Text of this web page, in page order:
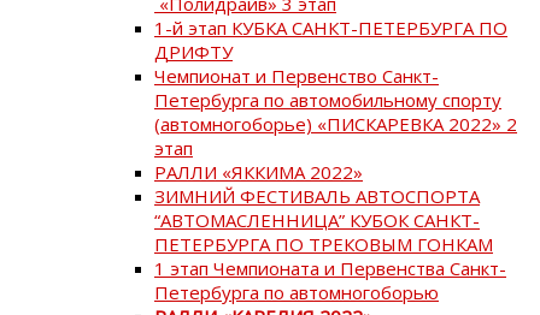
1-й этап КУБКА САНКТ-ПЕТЕРБУРГА ПО
ДРИФТУ
Чемпионат и Первенство Санкт-
Петербурга по автомобильному спорту
(автомногоборье) «ПИСКАРЕВКА 2022» 2
этап
РАЛЛИ «ЯККИМА 2022»
ЗИМНИЙ ФЕСТИВАЛЬ АВТОСПОРТА
“АВТОМАСЛЕННИЦА” КУБОК САНКТ-
ПЕТЕРБУРГА ПО ТРЕКОВЫМ ГОНКАМ
1 этап Чемпионата и Первенства Санкт-
Петербурга по автомногоборью